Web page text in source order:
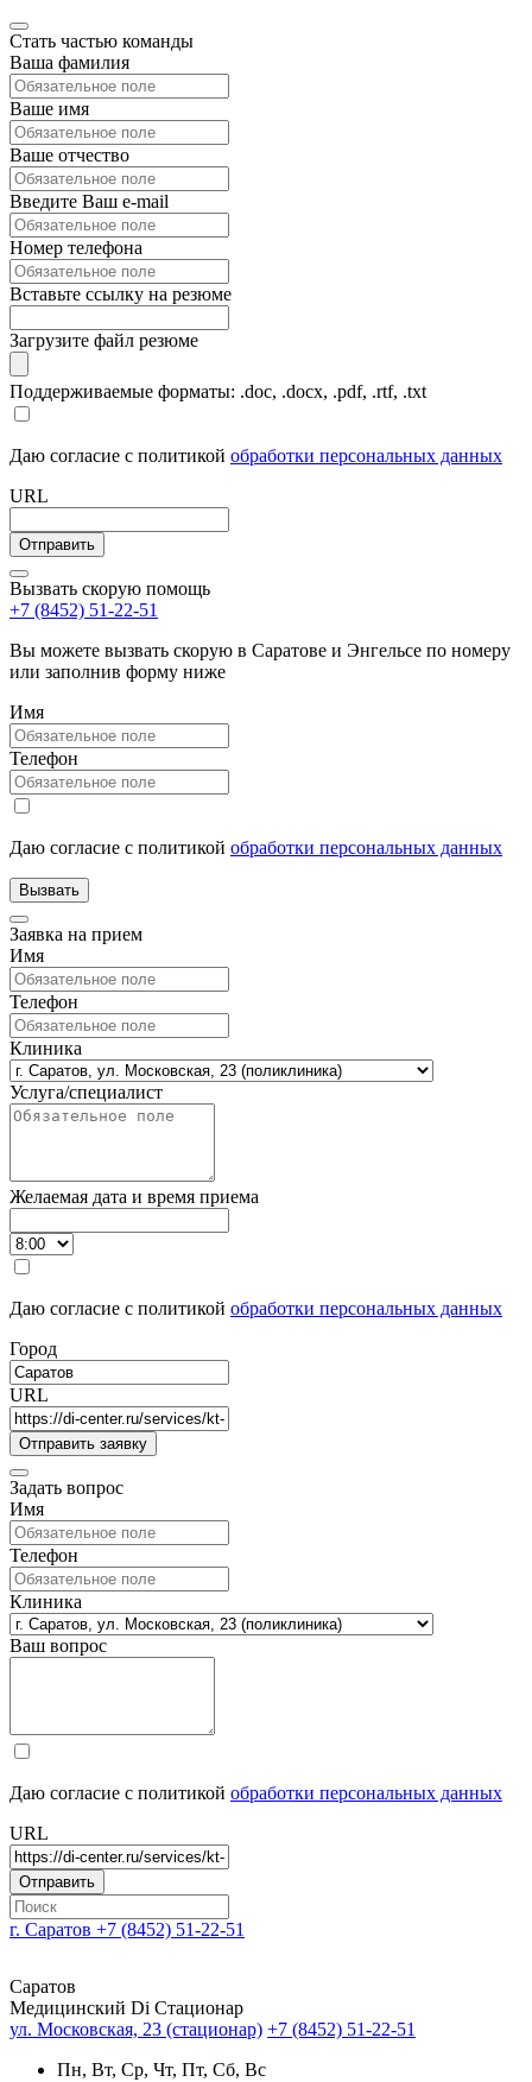
Стать частью команды
Ваша фамилия
Ваше имя
Ваше отчество
Введите Ваш e-mail
Номер телефона
Вставьте ссылку на резюме
Загрузите файл резюме
Поддерживаемые форматы: .doc, .docx, .pdf, .rtf, .txt
Даю согласие с политикой обработки персональных данных
URL
Вызвать скорую помощь
+7 (8452) 51-22-51
Вы можете вызвать скорую в Саратове и Энгельсе по номеру
или заполнив форму ниже
Имя
Телефон
Даю согласие с политикой обработки персональных данных
Заявка на прием
Имя
Телефон
Клиника
Услуга/специалист
Желаемая дата и время приема
Даю согласие с политикой обработки персональных данных
Город
URL
Задать вопрос
Имя
Телефон
Клиника
Ваш вопрос
Даю согласие с политикой обработки персональных данных
URL
г. Саратов +7 (8452) 51-22-51
Саратов
Медицинский Di Стационар
ул. Московская, 23 (стационар) +7 (8452) 51-22-51
Пн, Вт, Ср, Чт, Пт, Сб, Вс